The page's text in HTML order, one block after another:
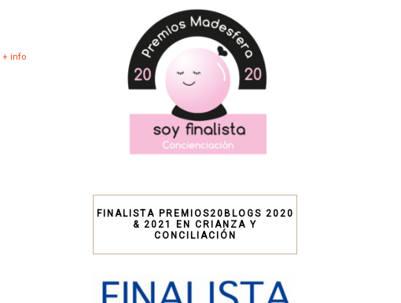
+ info
FINALISTA PREMIOS20BLOGS 2020
& 2021 EN CRIANZA Y
CONCILIACIÓN